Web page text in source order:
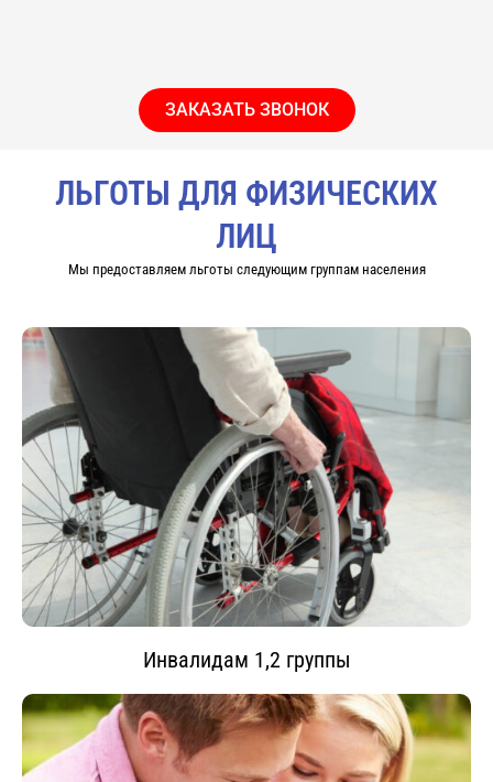
ЗАКАЗАТЬ ЗВОНОК
ЛЬГОТЫ ДЛЯ ФИЗИЧЕСКИХ
ЛИЦ
Мы предоставляем льготы следующим группам населения
Инвалидам 1,2 группы